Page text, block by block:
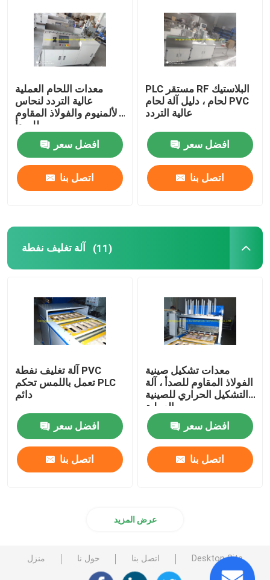
معدات اللحام العملية
عالية التردد لنحاس
الألمنيوم والفولاذ المقاوم
للصدأ
افضل سعر
اتصل بنا
PLC مستقر RF البلاستيك
لحام ، دليل آلة لحام PVC
عالية التردد
افضل سعر
اتصل بنا
آلة تغليف نفطة (11)
آلة تغليف نفطة PVC
تعمل باللمس تحكم PLC
دائم
افضل سعر
اتصل بنا
معدات تشكيل صينية
الفولاذ المقاوم للصدأ ، آلة
التشكيل الحراري للصينية
العملية
افضل سعر
اتصل بنا
عرض المزيد
منزل حول نا اتصل بنا Desktop Site